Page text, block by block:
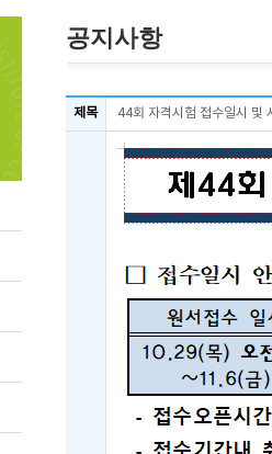
공지사항
제목 44회 자격시험 접수일시 및